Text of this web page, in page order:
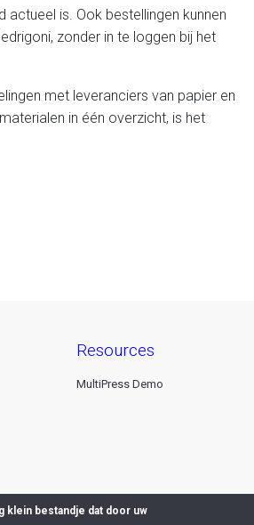
is. Ook bestellingen kunnen
zonder in te loggen bij het
met leveranciers van papier en
in één overzicht, is het
resources
MultiPress Demo
klein bestandje dat door uw